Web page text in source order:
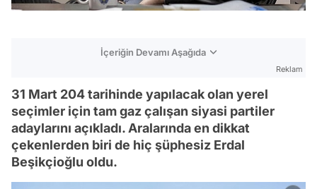
İçeriğin Devamı Aşağıda
Reklam
31 Mart 204 tarihinde yapılacak olan yerel
seçimler için tam gaz çalışan siyasi partiler
adaylarını açıkladı. Aralarında en dikkat
çekenlerden biri de hiç şüphesiz Erdal
Beşikçioğlu oldu.